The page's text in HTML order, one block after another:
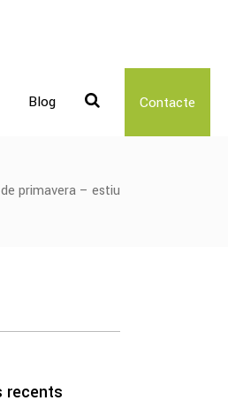
Blog Contacte
primavera – estiu
recents